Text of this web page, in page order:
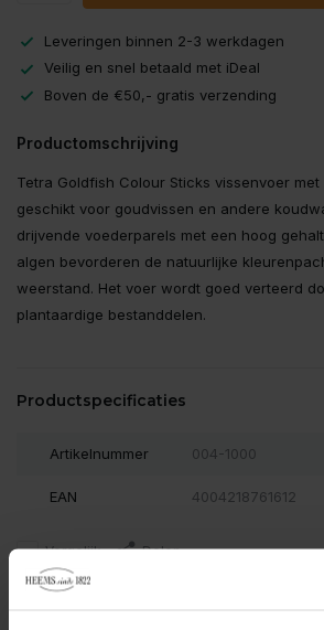
Leveringen binnen 2-3 werkdagen
Veilig en snel betaald met iDeal
Boven de €50,- gratis verzending
Productomschrijving
Tetra Goldfish Colour Sticks vissenvoer
geschikt voor goudvissen en andere
drijvende voederparels met een hoog
algen bevorderen de natuurlijke
weerstand. Het voer wordt goed verteerd
plantaardige bestanddelen.
Productspecificaties
Artikelnummer 004-1000
EAN 4004218761612
Vergelijk Delen